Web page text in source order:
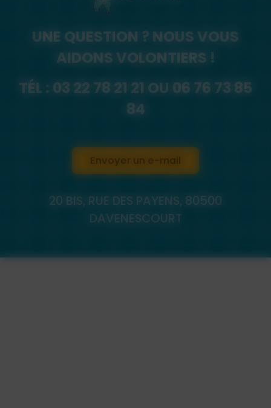
UNE QUESTION ? NOUS VOUS
AIDONS VOLONTIERS !
TÉL : 03 22 78 21 21 OU 06 76 73 85
84
Envoyer un e-mail
20 BIS, RUE DES PAYENS, 80500
DAVENESCOURT